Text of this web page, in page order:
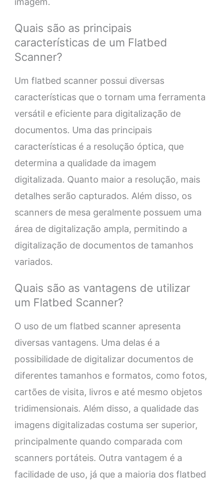
Quais são as principais
características de um Flatbed
Scanner?
Um flatbed scanner possui diversas
características que o tornam uma ferramenta
versátil e eficiente para digitalização de
documentos. Uma das principais
características é a resolução óptica, que
determina a qualidade da imagem
digitalizada. Quanto maior a resolução, mais
detalhes serão capturados. Além disso, os
scanners de mesa geralmente possuem uma
área de digitalização ampla, permitindo a
digitalização de documentos de tamanhos
variados.
Quais são as vantagens de utilizar
um Flatbed Scanner?
O uso de um flatbed scanner apresenta
diversas vantagens. Uma delas é a
possibilidade de digitalizar documentos de
diferentes tamanhos e formatos, como fotos,
cartões de visita, livros e até mesmo objetos
tridimensionais. Além disso, a qualidade das
imagens digitalizadas costuma ser superior,
principalmente quando comparada com
scanners portáteis. Outra vantagem é a
facilidade de uso, já que a maioria dos flatbed